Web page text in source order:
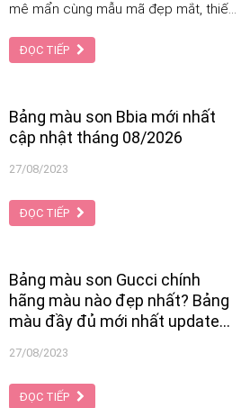
mê mẩn cùng mẫu mã đẹp mắt, thiết
siêu lì cực Hot. Chính vì thế mà
Herorange đã trở thành một trong
yêu thích và săn đón nhất. Tuy nhiên
việc lựa chọn màu son phù hợp lại là
một vấn đề khá “rối não” của hầu hết
mọi cô nàng.
ĐỌC TIẾP
Bảng màu son Bbia mới nhất
cập nhật tháng 08/2026
27/08/2023
ĐỌC TIẾP
Bảng màu son Gucci chính
hãng màu nào đẹp nhất? Bảng
màu đầy đủ mới nhất update
27/08/2023
ĐỌC TIẾP